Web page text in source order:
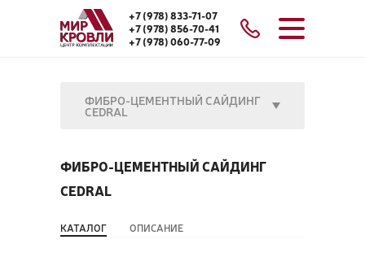
+7 (978) 833-71-07
+7 (978) 856-70-41
+7 (978) 060-77-09
ФИБРО-ЦЕМЕНТНЫЙ САЙДИНГ
CEDRAL
ФИБРО-ЦЕМЕНТНЫЙ САЙДИНГ
CEDRAL
КАТАЛОГ ОПИСАНИЕ